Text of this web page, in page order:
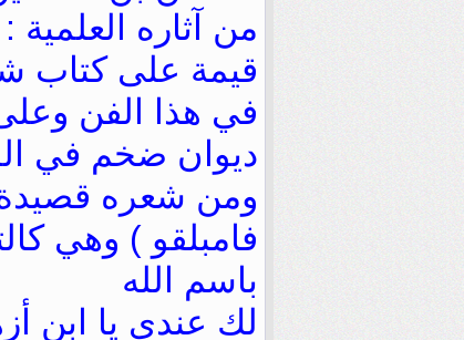
من آثاره
قيمة على كتاب
في هذا الفن
ديوان ضخم في
ومن شعره
ﻓﺎﻣﺒﻠﻘﻮ ‏) ﻭﻫﻲ
ﺑﺎﺳﻢ ﺍﻟﻠﻪ
ﻟﻚ ﻋﻨﺪﻱ ﻳﺎ ﺍﺑﻦ